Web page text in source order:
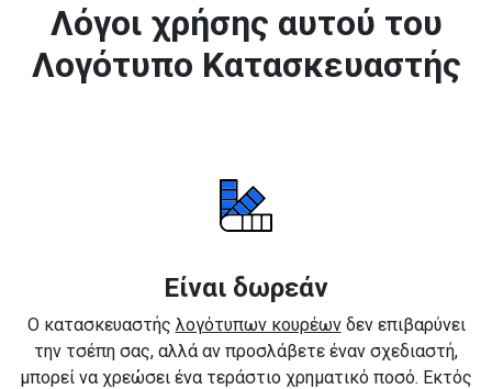
Λόγοι χρήσης αυτού του
Λογότυπο Κατασκευαστής
Είναι δωρεάν
Ο κατασκευαστής λογότυπων κουρέωνδεν επιβαρύνει
την τσέπη σας, αλλά αν προσλάβετε έναν σχεδιαστή,
μπορεί να χρεώσει ένα τεράστιο χρηματικό ποσό. Εκτός